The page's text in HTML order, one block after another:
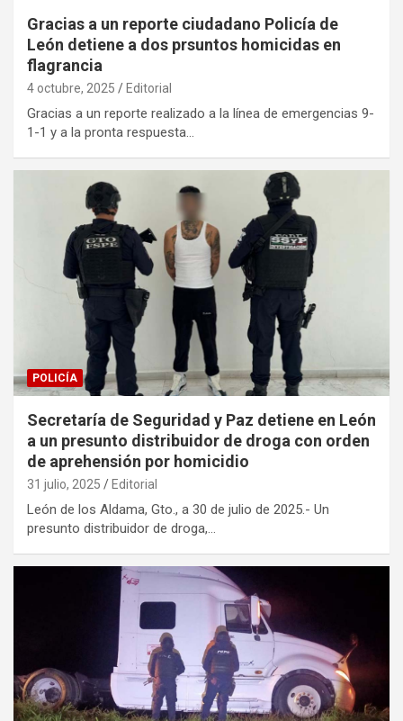
Gracias a un reporte ciudadano Policía de
León detiene a dos prsuntos homicidas en
flagrancia
4 octubre, 2025 Editorial
Gracias a un reporte realizado a la línea de emergencias 9-
1-1 y a la pronta respuesta…
POLICÍA
Secretaría de Seguridad y Paz detiene en León
a un presunto distribuidor de droga con orden
de aprehensión por homicidio
31 julio, 2025 Editorial
León de los Aldama, Gto., a 30 de julio de 2025.- Un
presunto distribuidor de droga,…